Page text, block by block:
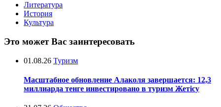
Литература
История
Культура
Это может Вас заинтересовать
01.08.26 Туризм
Масштабное обновление Алаколя завершается: 12,3
миллиарда тенге инвестировано в туризм Жетісу